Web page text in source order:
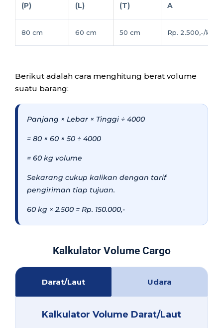
(P)
(L)
(T)
A
80 cm 60 cm 50 cm Rp. 2.500,-/kg
Berikut adalah cara menghitung berat volume
suatu barang:
Panjang × Lebar × Tinggi ÷ 4000
= 80 × 60 × 50 ÷ 4000
= 60 kg volume
Sekarang cukup kalikan dengan tarif
pengiriman tiap tujuan.
60 kg × 2.500 = Rp. 150.000,-
Kalkulator Volume Cargo
Darat/Laut Udara
Kalkulator Volume Darat/Laut